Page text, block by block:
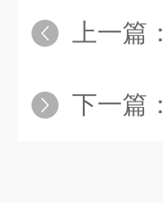
上一篇：
下一篇：